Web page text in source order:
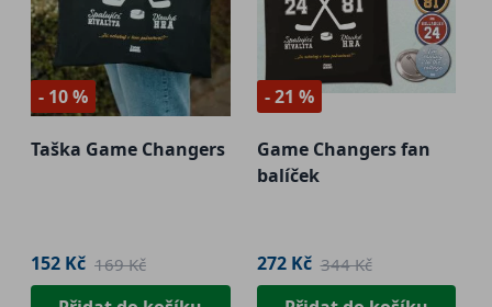
- 10 %
Taška Game Changers
152 Kč 169 Kč
- 21 %
Game Changers fan
balíček
272 Kč 344 Kč